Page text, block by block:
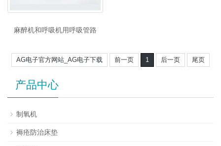
麻醉机和呼吸机用呼吸管路
AG电子官方网站_AG电子下载 前一页 1 后一页 尾页
产品中心
制氧机
褥疮防治床垫